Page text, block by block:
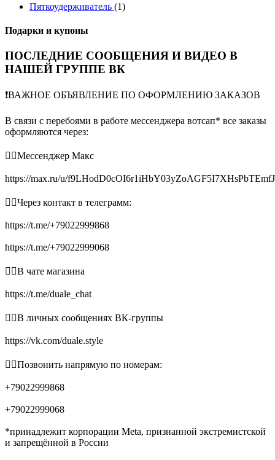
Пяткоудерживатель (1)
Подарки и купоны
ПОСЛЕДНИЕ СООБЩЕНИЯ И ВИДЕО В
НАШЕЙ ГРУППЕ ВК
❗️ВАЖНОЕ ОБЪЯВЛЕНИЕ ПО ОФОРМЛЕНИЮ ЗАКАЗОВ
В связи с перебоями в работе мессенджера вотсап* все заказы
оформляются через:
👉🏻Мессенджер Макс
https://max.ru/u/
👉🏻Через контакт в телеграмм:
https://t.me/+79022999868
https://t.me/+79022999068
👉🏻В чате магазина
https://t.me/duale_chat
👉🏻В личных сообщениях ВК-группы
https://vk.com/duale.style
👉🏻Позвонить напрямую по номерам:
+79022999868
+79022999068
*принадлежит корпорации Meta, признанной экстремистской
и запрещённой в России